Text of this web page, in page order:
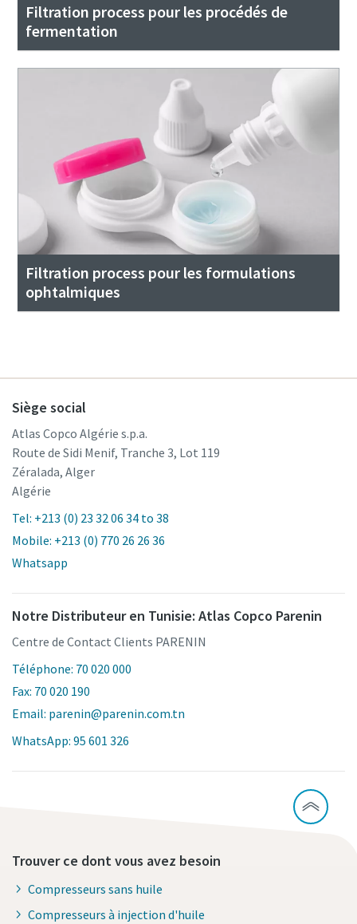
Filtration process pour les procédés de
fermentation
Filtration process pour les formulations
ophtalmiques
Siège social
Atlas Copco Algérie s.p.a.
Route de Sidi Menif, Tranche 3, Lot 119
Zéralada, Alger
Algérie
Tel: +213 (0) 23 32 06 34 to 38
Mobile: +213 (0) 770 26 26 36
Whatsapp
Notre Distributeur en Tunisie: Atlas Copco Parenin
Centre de Contact Clients PARENIN
Téléphone: 70 020 000
Fax: 70 020 190
Email: parenin@parenin.com.tn
WhatsApp: 95 601 326
Trouver ce dont vous avez besoin
Compresseurs sans huile
Compresseurs à injection d'huile